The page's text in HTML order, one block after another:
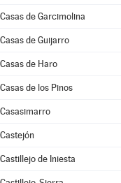
Casas de Garcimolina
Casas de Guijarro
Casas de Haro
Casas de los Pinos
Casasimarro
Castejón
Castillejo de Iniesta